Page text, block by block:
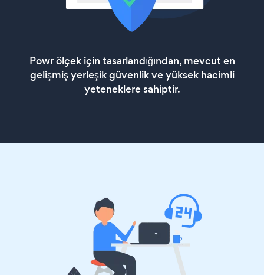
Powr ölçek için tasarlandığından, mevcut en
gelişmiş yerleşik güvenlik ve yüksek hacimli
yeteneklere sahiptir.